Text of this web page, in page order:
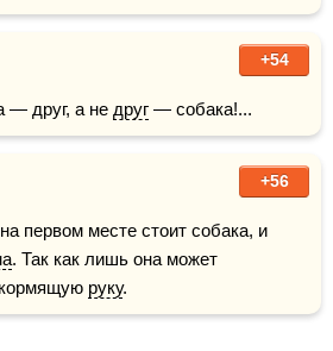
+54
— друг, а не друг — собака!...
+56
первом месте стоит собака, и
. Так как лишь она может
кормящую руку.